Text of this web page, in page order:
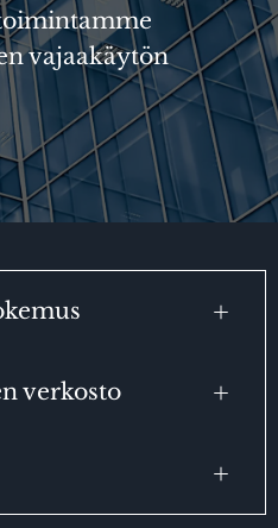
vajaakäytön
verkosto